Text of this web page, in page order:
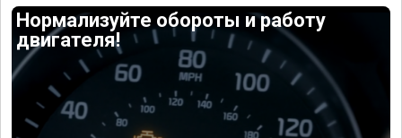
Нормализуйте обороты и работу
двигателя!